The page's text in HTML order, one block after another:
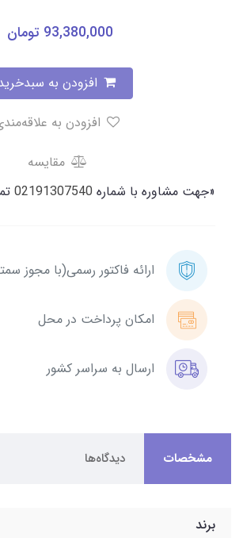
93,380,000 تومان
مقایسه
«جهت مشاوره با شماره 02191307540
ارائه فاکتور رسمی(با مجوز
امکان پرداخت در محل
ارسال به سراسر کشور
مشخصات دیدگاه‌ها
برند